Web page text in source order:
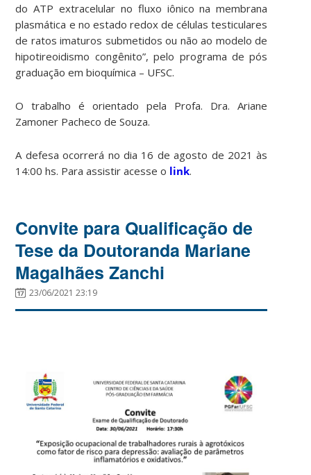
do ATP extracelular no fluxo iônico na membrana
plasmática e no estado redox de células testiculares
de ratos imaturos submetidos ou não ao modelo de
hipotireoidismo congênito”, pelo programa de pós
graduação em bioquímica – UFSC.
O trabalho é orientado pela Profa. Dra. Ariane
Zamoner Pacheco de Souza.
A defesa ocorrerá no dia 16 de agosto de 2021 às
14:00 hs. Para assistir acesse o link.
Convite para Qualificação de
Tese da Doutoranda Mariane
Magalhães Zanchi
23/06/2021 23:19